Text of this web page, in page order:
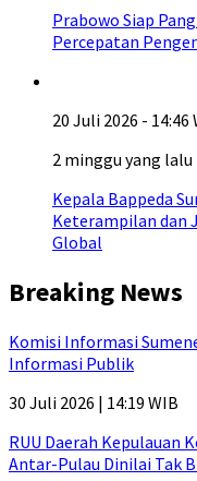
Prabowo Siap
Percepatan
20 Juli 2026 - 14:46
2 minggu yang lalu
Kepala Bappeda
Keterampilan dan
Global
Breaking News
Komisi Informasi
Informasi Publik
30 Juli 2026 | 14:19 WIB
RUU Daerah Kepulauan
Antar-Pulau Dinilai Tak